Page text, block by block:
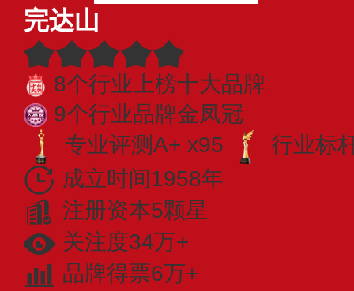
完达山
8个行业上榜十大品牌
9个行业品牌金凤冠
专业评测A+ x95
行业标
成立时间1958年
注册资本5颗星
关注度34万+
品牌得票6万+